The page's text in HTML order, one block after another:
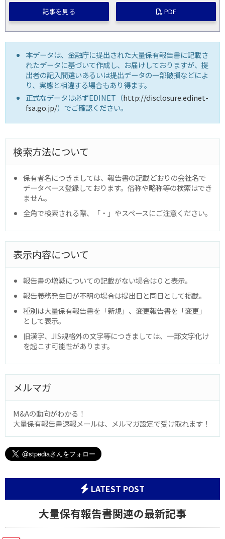
記事を見る PDF
本データは、金融庁に提出された大量保有報告書に記載さ
れたデータに基づいて作成し、お届けしておりますが、提
出者の記入間違いあるいは提出データの一部破損などによ
り、実態と相違する場合もあり得ます。
正式なデータは必ずEDINET（http://disclosure.edinet-
fsa.go.jp/）でご確認ください。
検索方法について
保有者名につきましては、報告書の記載どおりの会社名で
データベース登録しております。俗称や略称等の検索はでき
ません。
全角で検索される際、「・」やスペースにご注意ください。
表示内容について
報告書の増減についての記載がない場合は０と表示。
報告義務発生日が不明の場合は提出日と同日として掲載。
種別は大量保有報告書を「新規」、変更報告書を「変更」
として表示。
旧漢字、JIS規格外の文字等につきましては、一部文字化け
を起こす可能性があります。
メルマガ
M&Aの動向がわかる！
大量保有報告書速報メールは、メルマガ設定で受け取れます！
LATEST POST
大量保有報告書関連の最新記事